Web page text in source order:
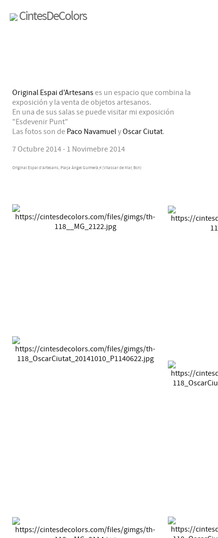
CintesDeColors
Original Espai d'Artesanses un espacio que combina la
exposición y la venta de objetos artesanos.
En una de sus salas se puede visitar mi exposición
"Esdevenir Punt"
Las fotos son de Paco NavamuelyOscar Ciutat.
7 Octubre 2014 - 1 Novimebre 2014
Original Espai d'Artesans, Plaça Àngel Guimerà,4 (Vilassar de Mar, Bcn)